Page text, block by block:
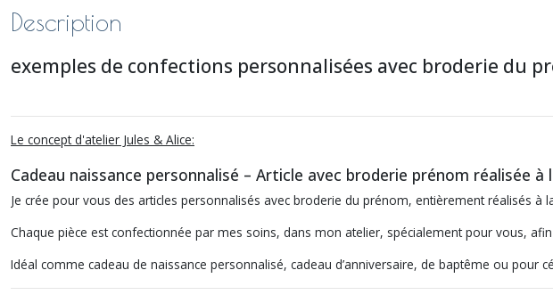
Description
exemples de confections personnalisées avec broderie du
Le concept d'atelier Jules & Alice:
Cadeau naissance personnalisé – Article avec broderie prénom réalisée à
Je crée pour vous des articles personnalisés avec broderie du prénom, entièrement réalisés
Chaque pièce est confectionnée par mes soins, dans mon atelier, spécialement pour vous,
Idéal comme cadeau de naissance personnalisé, cadeau d’anniversaire, de baptême ou